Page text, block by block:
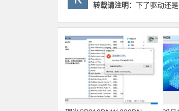
转载请注明： 下了驱动还